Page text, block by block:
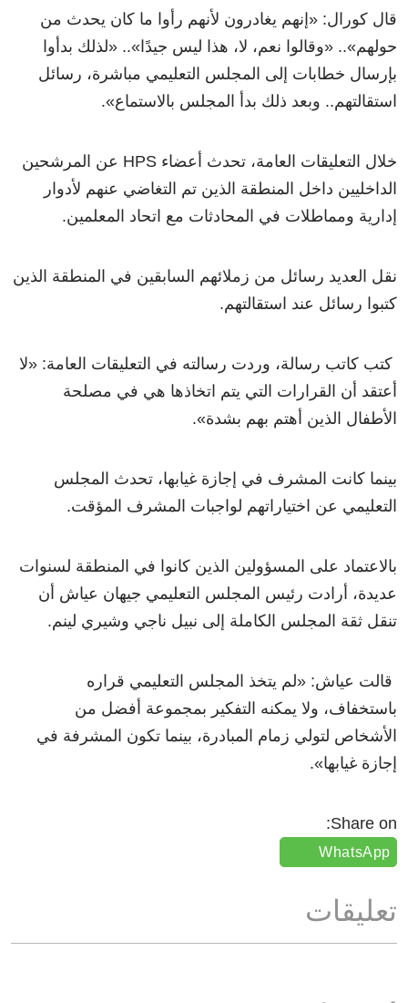
قال كورال: «إنهم يغادرون لأنهم رأوا ما كان يحدث من
حولهم».. «وقالوا نعم، لا، هذا ليس جيدًا».. «لذلك بدأوا
بإرسال خطابات إلى المجلس التعليمي مباشرة، رسائل
استقالتهم.. وبعد ذلك بدأ المجلس بالاستماع».
خلال التعليقات العامة، تحدث أعضاء HPS عن المرشحين
الداخليين داخل المنطقة الذين تم التغاضي عنهم لأدوار
إدارية ومماطلات في المحادثات مع اتحاد المعلمين.
نقل العديد رسائل من زملائهم السابقين في المنطقة الذين
كتبوا رسائل عند استقالتهم.
كتب كاتب رسالة، وردت رسالته في التعليقات العامة: «لا
أعتقد أن القرارات التي يتم اتخاذها هي في مصلحة
الأطفال الذين أهتم بهم بشدة».
بينما كانت المشرف في إجازة غيابها، تحدث المجلس
التعليمي عن اختياراتهم لواجبات المشرف المؤقت.
بالاعتماد على المسؤولين الذين كانوا في المنطقة لسنوات
عديدة، أرادت رئيس المجلس التعليمي جيهان عياش أن
تنقل ثقة المجلس الكاملة إلى نبيل ناجي وشيري لينم.
قالت عياش: «لم يتخذ المجلس التعليمي قراره
باستخفاف، ولا يمكنه التفكير بمجموعة أفضل من
الأشخاص لتولي زمام المبادرة، بينما تكون المشرفة في
إجازة غيابها».
Share on:
WhatsApp
تعليقات